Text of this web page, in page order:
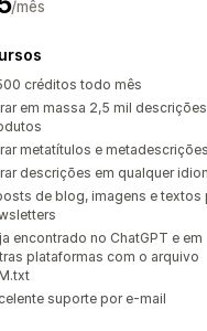
/mês
créditos todo mês
em massa 2,5 mil
metatítulos e metadescrições
descrições em qualquer
de blog, imagens e textos
encontrado no ChatGPT e em
plataformas com o arquivo
suporte por e-mail